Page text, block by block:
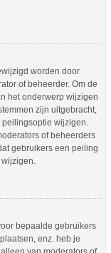
worden door
of beheerder. Om de
het onderwerp wijzigen
zijn uitgebracht,
wijzigen.
of beheerders
gebruikers een peiling
bepaalde gebruikers
enz. heb je